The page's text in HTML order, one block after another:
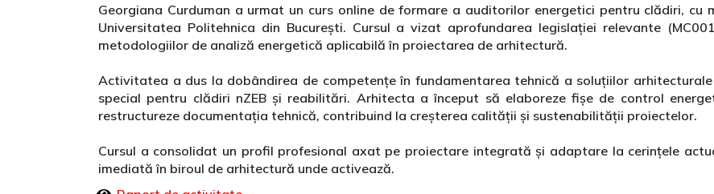
Georgiana Curduman a urmat un curs online de formare a auditorilor energetici pentru clădiri,
Universitatea Politehnica din București. Cursul a vizat aprofundarea legislației relevante
metodologiilor de analiză energetică aplicabilă în proiectarea de arhitectură.
Activitatea a dus la dobândirea de competențe în fundamentarea tehnică a soluțiilor
special pentru clădiri nZEB și reabilitări. Arhitecta a început să elaboreze fișe de control
restructureze documentația tehnică, contribuind la creșterea calității și sustenabilității proiectelor.
Cursul a consolidat un profil profesional axat pe proiectare integrată și adaptare la cerințele
imediată în biroul de arhitectură unde activează.